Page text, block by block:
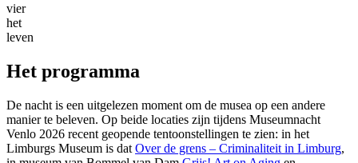
vier
het
leven
Het programma
De nacht is een uitgelezen moment om de musea op een andere
manier te beleven. Op beide locaties zijn tijdens Museumnacht
Venlo 2026 recent geopende tentoonstellingen te zien: in het
Limburgs Museum is dat Over de grens – Criminaliteit in Limburg,